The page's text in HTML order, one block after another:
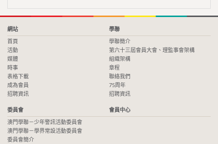
網站
首頁
活動
媒體
時事
表格下載
成為會員
招聘資訊
學聯
學聯簡介
第六十三屆會員大會、理監事會架構
組織架構
章程
聯絡我們
75周年
招聘資訊
委員會
澳門學聯－少年警訊活動委員會
澳門學聯－學界常設活動委員會
委員會簡介
會員中心